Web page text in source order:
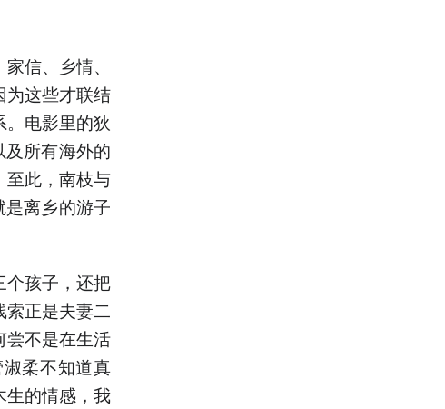
信、乡情、
为这些才联结
电影里的狄
及所有海外的
至此，南枝与
是离乡的游子
个孩子，还把
正是夫妻二
尝不是在生活
柔不知道真
生的情感，我